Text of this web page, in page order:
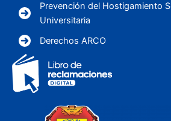
Prevención del Hostigamiento
Universitaria
Derechos ARCO